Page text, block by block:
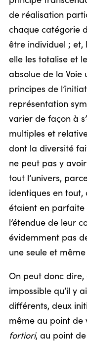
de réalisation
chaque catégorie
être individuel ; et,
elle les totalise et
absolue de la Voie
principes de
représentation
varier de façon à
multiples et
dont la diversité
ne peut pas y
tout l’univers,
identiques en tout,
étaient en parfaite
l’étendue de leur
évidemment pas
une seule et même
On peut donc dire,
impossible qu’il y
différents, deux
même au point de
fortiori, au point